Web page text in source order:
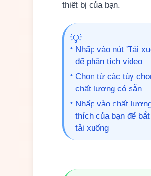
thiết bị của bạn.
💡
• Nhấp vào nút 'Tải
để phân tích video
• Chọn từ các tùy
chất lượng có sẵn
• Nhấp vào chất
thích của bạn để bắt
tải xuống